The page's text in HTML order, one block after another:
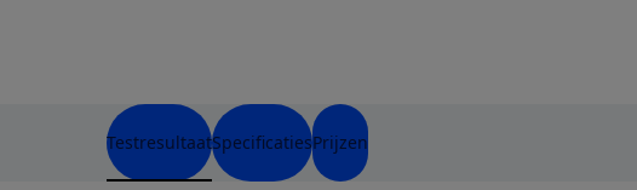
TestresultaatSpecificatiesPrijzen